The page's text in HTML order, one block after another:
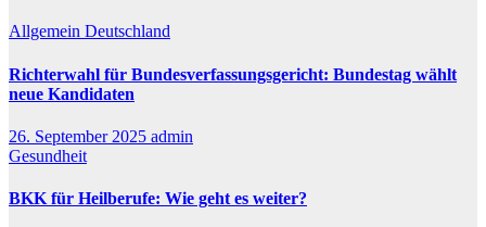
Allgemein Deutschland
Richterwahl für Bundesverfassungsgericht: Bundestag wählt
neue Kandidaten
26. September 2025 admin
Gesundheit
BKK für Heilberufe: Wie geht es weiter?